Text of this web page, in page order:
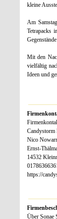
kleine
Am
Tetrapacks
Mit den
vielfältig
Ideen und
Nico
Ernst-
14532
https://
Über Sonae